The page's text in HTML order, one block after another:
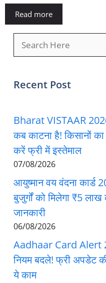
Read more
Recent Post
Bharat VISTAAR
कब काटना है! किसानों
करें फ्री में इस्तेमाल
07/08/2026
आयुष्मान वय वंदना
बुजुर्गों को मिलेगा ₹5
जानकारी
06/08/2026
Aadhaar Card Alert
नियम बदले! फ्री अपडेट
ये काम